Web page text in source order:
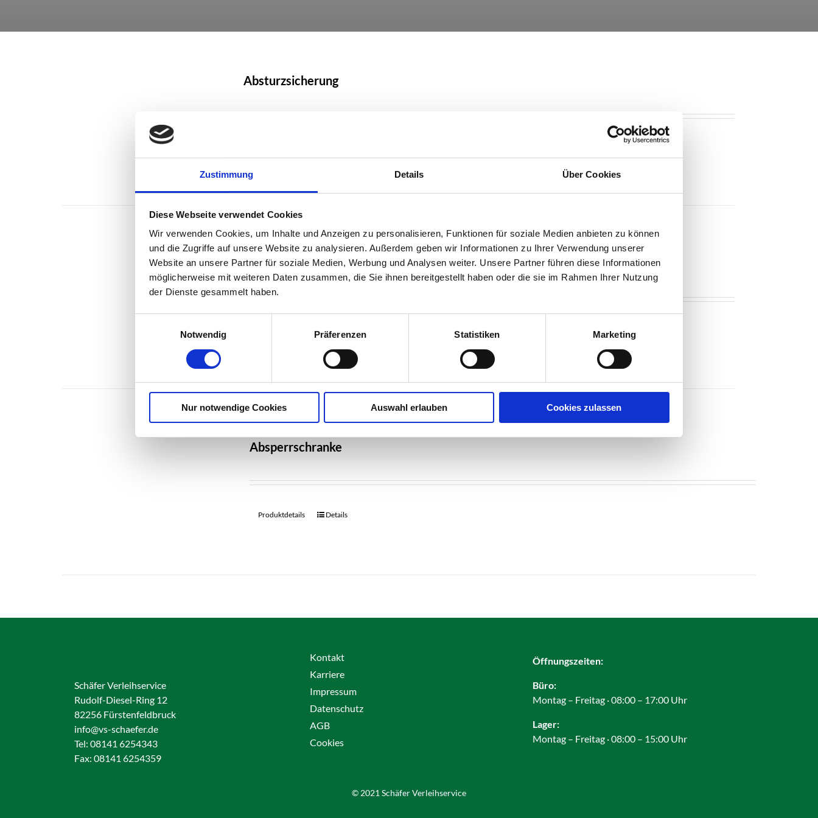
Zustimmung Details Über Cookies
Diese Webseite verwendet Cookies
Wir verwenden Cookies, um Inhalte und Anzeigen zu personalisieren, Funktionen für soziale Medien anbieten zu können
und die Zugriffe auf unsere Website zu analysieren. Außerdem geben wir Informationen zu Ihrer Verwendung unserer
Website an unsere Partner für soziale Medien, Werbung und Analysen weiter. Unsere Partner führen diese Informationen
möglicherweise mit weiteren Daten zusammen, die Sie ihnen bereitgestellt haben oder die sie im Rahmen Ihrer Nutzung
der Dienste gesammelt haben.
Notwendig
Präferenzen Statistiken Marketing
Nur notwendige Cookies Auswahl erlauben Cookies zulassen
Absturzsicherung
Leitbake
Details
Absperrschranke
Produktdetails Details
Schäfer Verleihservice
Rudolf-Diesel-Ring 12
82256 Fürstenfeldbruck
info@vs-schaefer.de
Tel: 08141 6254343
Fax: 08141 6254359
Kontakt
Karriere
Impressum
Datenschutz
AGB
Cookies
Öffnungszeiten:
Büro:
Montag – Freitag · 08:00 – 17:00 Uhr
Lager:
Montag – Freitag · 08:00 – 15:00 Uhr
© 2021 Schäfer Verleihservice